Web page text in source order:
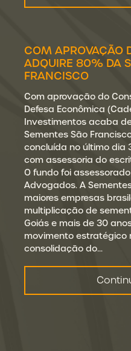
COM APROVAÇÃO
ADQUIRE 80% DA
FRANCISCO
Com aprovação do
Defesa Econômica
Investimentos acaba
Sementes São
concluída no último dia
com assessoria do
O fundo foi
Advogados. A
maiores empresas
multiplicação de
Goiás e mais de 30
movimento estratégico
consolidação do…